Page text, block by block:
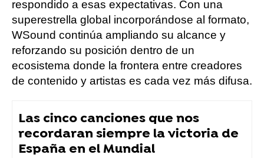
respondido a esas expectativas. Con una
superestrella global incorporándose al formato,
WSound continúa ampliando su alcance y
reforzando su posición dentro de un
ecosistema donde la frontera entre creadores
de contenido y artistas es cada vez más difusa.
Las cinco canciones que nos
recordaran siempre la victoria de
España en el Mundial